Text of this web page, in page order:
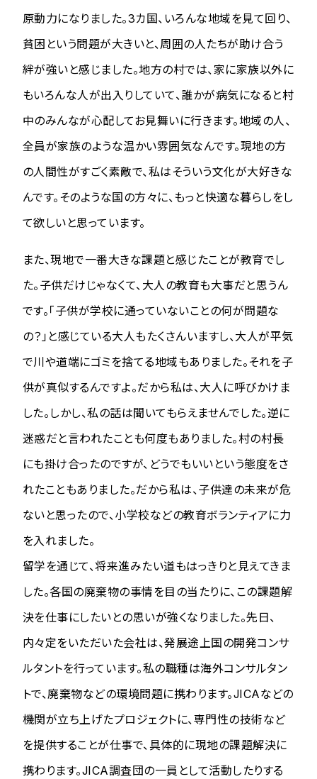
原動力になりました。3カ国、いろんな地域を見て回り、
貧困という問題が大きいと、周囲の人たちが助け合う
絆が強いと感じました。地方の村では、家に家族以外に
もいろんな人が出入りしていて、誰かが病気になると村
中のみんなが心配してお見舞いに行きます。地域の人、
全員が家族のような温かい雰囲気なんです。現地の方
の人間性がすごく素敵で、私はそういう文化が大好きな
んです。そのような国の方々に、もっと快適な暮らしをし
て欲しいと思っています。
また、現地で一番大きな課題と感じたことが教育でし
た。子供だけじゃなくて、大人の教育も大事だと思うん
です。「子供が学校に通っていないことの何が問題な
の？」と感じている大人もたくさんいますし、大人が平気
で川や道端にゴミを捨てる地域もありました。それを子
供が真似するんですよ。だから私は、大人に呼びかけま
した。しかし、私の話は聞いてもらえませんでした。逆に
迷惑だと言われたことも何度もありました。村の村長
にも掛け合ったのですが、どうでもいいという態度をさ
れたこともありました。だから私は、子供達の未来が危
ないと思ったので、小学校などの教育ボランティアに力
を入れました。
留学を通じて、将来進みたい道もはっきりと見えてきま
した。各国の廃棄物の事情を目の当たりに、この課題解
決を仕事にしたいとの思いが強くなりました。先日、
内々定をいただいた会社は、発展途上国の開発コンサ
ルタントを行っています。私の職種は海外コンサルタン
トで、廃棄物などの環境問題に携わります。JICAなどの
機関が立ち上げたプロジェクトに、専門性の技術など
を提供することが仕事で、具体的に現地の課題解決に
携わります。JICA調査団の一員として活動したりする